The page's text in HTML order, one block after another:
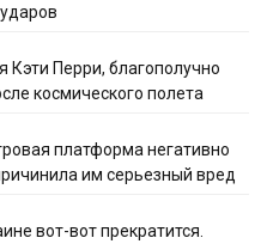
Кэти Перри, благополучно
космического полета
платформа негативно
им серьезный вред
вот-вот прекратится.